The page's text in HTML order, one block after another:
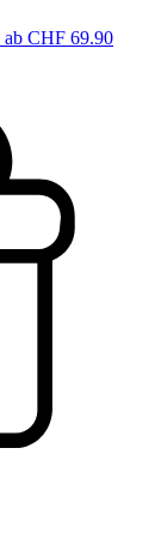
ab CHF 69.90